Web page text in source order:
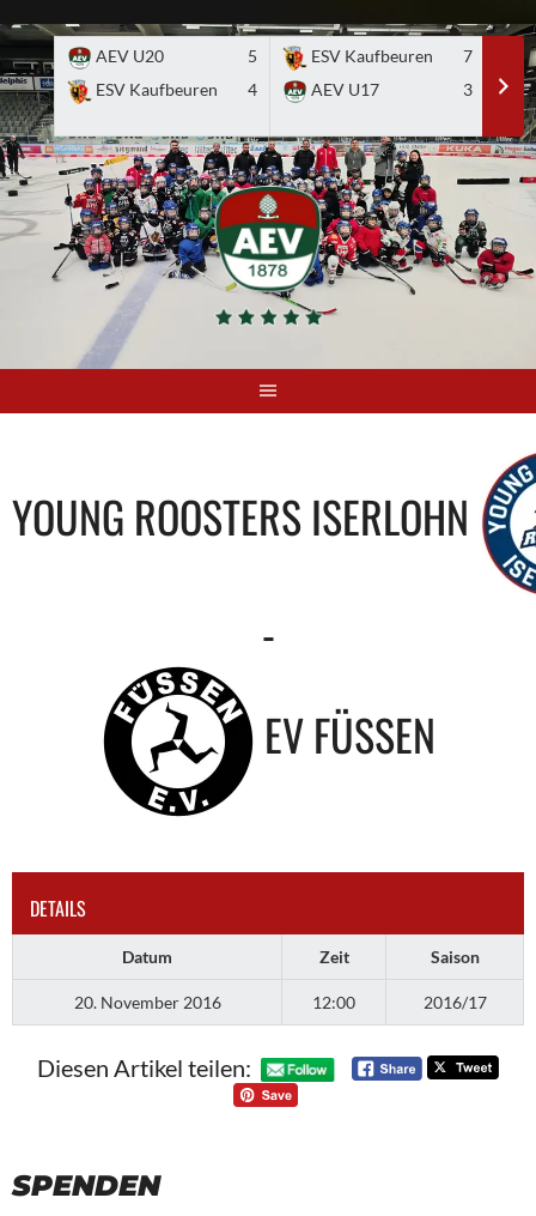
to
content
AEV U20
5
ESV Kaufbeuren
4
ESV Kaufbeuren
7
AEV U17
3
YOUNG ROOSTERS ISERLOHN
-
EV FÜSSEN
DETAILS
Datum Zeit Saison
20. November 2016 12:00 2016/17
Diesen Artikel teilen:
SPENDEN